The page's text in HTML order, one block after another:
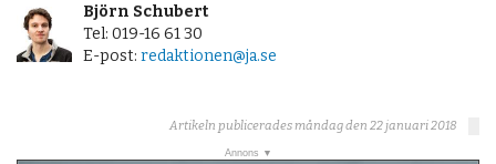
Björn Schubert
Tel: 019-16 61 30
E-post: redaktionen@ja.se
Artikeln publicerades måndag den 22 januari 2018